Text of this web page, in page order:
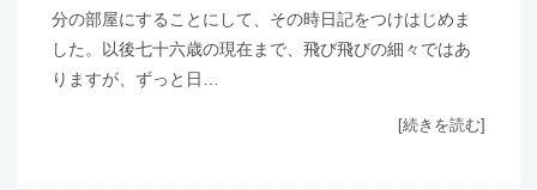
分の部屋にすることにして、その時日記をつけはじめま
した。以後七十六歳の現在まで、飛び飛びの細々ではあ
りますが、ずっと日…
[続きを読む]